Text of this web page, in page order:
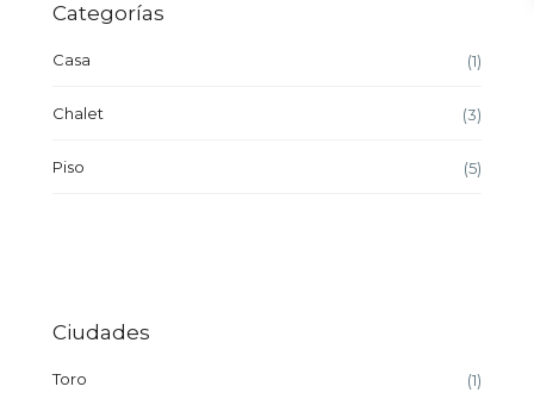
Categorías
Casa (1)
Chalet (3)
Piso (5)
Ciudades
Toro (1)